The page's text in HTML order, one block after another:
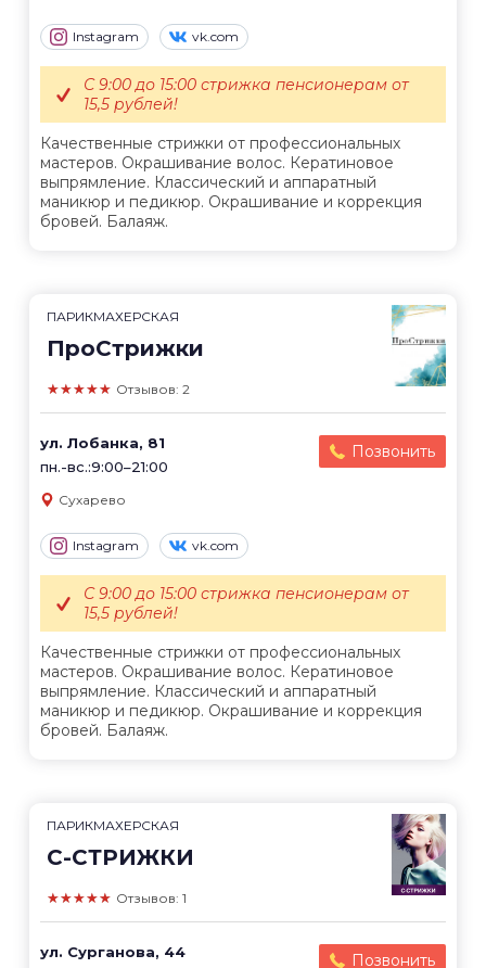
Instagram vk.com
Качественные стрижки от профессиональных
мастеров. Окрашивание волос. Кератиновое
выпрямление. Классический и аппаратный
маникюр и педикюр. Окрашивание и коррекция
бровей. Балаяж.
С 9:00 до 15:00 стрижка пенсионерам от
15,5 рублей!
ПАРИКМАХЕРСКАЯ
ПроСтрижки
★★★★★ Отзывов: 2
ул. Лобанка, 81
пн.-вс.:9:00–21:00
Позвонить
Сухарево
Instagram vk.com
Качественные стрижки от профессиональных
мастеров. Окрашивание волос. Кератиновое
выпрямление. Классический и аппаратный
маникюр и педикюр. Окрашивание и коррекция
бровей. Балаяж.
С 9:00 до 15:00 стрижка пенсионерам от
15,5 рублей!
ПАРИКМАХЕРСКАЯ
С-СТРИЖКИ
★★★★★ Отзывов: 1
ул. Сурганова, 44
Позвонить